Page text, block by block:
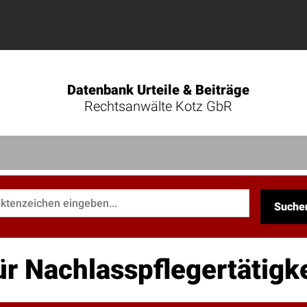
Datenbank Urteile & Beiträge
Rechtsanwälte Kotz GbR